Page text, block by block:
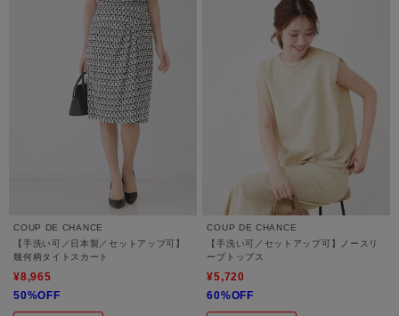
COUP DE CHANCE
【手洗い可／日本製／セットアップ可】
幾何柄タイトスカート
¥8,965
50%OFF
COUP DE CHANCE
【手洗い可／セットアップ可】ノースリ
ーブトップス
¥5,720
60%OFF